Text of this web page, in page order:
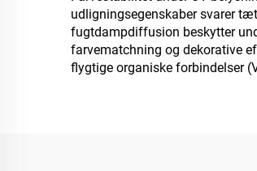
udligningsegenskaber svarer
fugtdampdiffusion beskytter
farvematchning og dekorative
flygtige organiske forbindelser